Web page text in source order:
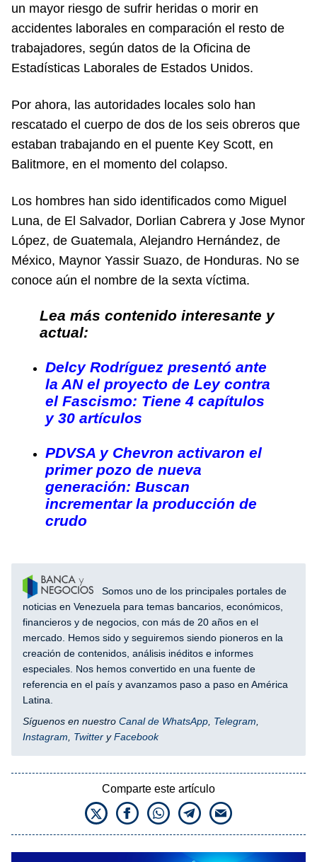
un mayor riesgo de sufrir heridas o morir en
accidentes laborales en comparación el resto de
trabajadores, según datos de la Oficina de
Estadísticas Laborales de Estados Unidos.
Por ahora, las autoridades locales solo han
rescatado el cuerpo de dos de los seis obreros que
estaban trabajando en el puente Key Scott, en
Balitmore, en el momento del colapso.
Los hombres han sido identificados como Miguel
Luna, de El Salvador, Dorlian Cabrera y Jose Mynor
López, de Guatemala, Alejandro Hernández, de
México, Maynor Yassir Suazo, de Honduras. No se
conoce aún el nombre de la sexta víctima.
Lea más contenido interesante y
actual:
Delcy Rodríguez presentó ante
la AN el proyecto de Ley contra
el Fascismo: Tiene 4 capítulos
y 30 artículos
PDVSA y Chevron activaron el
primer pozo de nueva
generación: Buscan
incrementar la producción de
crudo
Somos uno de los principales portales de
noticias en Venezuela para temas bancarios, económicos,
financieros y de negocios, con más de 20 años en el
mercado. Hemos sido y seguiremos siendo pioneros en la
creación de contenidos, análisis inéditos e informes
especiales. Nos hemos convertido en una fuente de
referencia en el país y avanzamos paso a paso en América
Latina.
Síguenos en nuestro Canal de WhatsApp Telegram
Instagram
Twitter yFacebook
Comparte este artículo